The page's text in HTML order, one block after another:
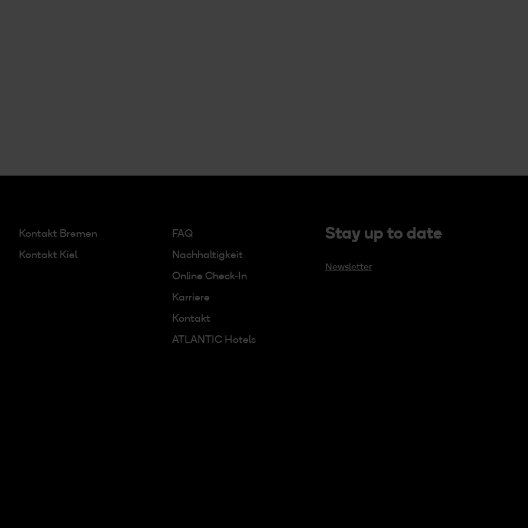
Kontakt Bremen
Kontakt Kiel
FAQ
Nachhaltigkeit
Online Check-In
Karriere
Kontakt
ATLANTIC Hotels
Stay up to date
Newsletter